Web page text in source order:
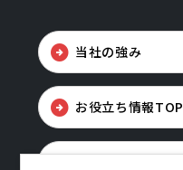
当社の強み
お役立ち情報TOP